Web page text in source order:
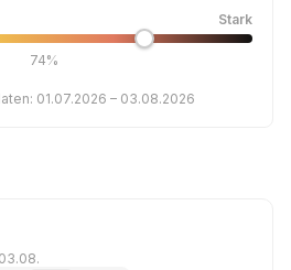
Stark
74%
01.07.2026 – 03.08.2026